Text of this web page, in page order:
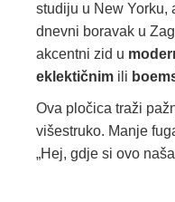
studiju u New Yorku,
dnevni boravak u
akcentni zid u
eklektičnim ili
Ova pločica traži
višestruko. Manje
„Hej, gdje si ovo